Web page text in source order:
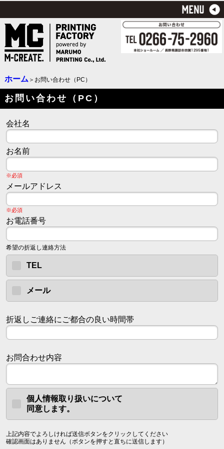
ホーム＞お問い合わせ（PC）
お問い合わせ（PC）
会社名
お名前
※必須
メールアドレス
※必須
お電話番号
希望の折返し連絡方法
TEL
メール
折返しご連絡にご都合の良い時間帯
お問合わせ内容
個人情報取り扱いについて
同意します。
上記内容でよろしければ送信ボタンをクリックしてください
確認画面はありません（ボタンを押すと直ちに送信します）